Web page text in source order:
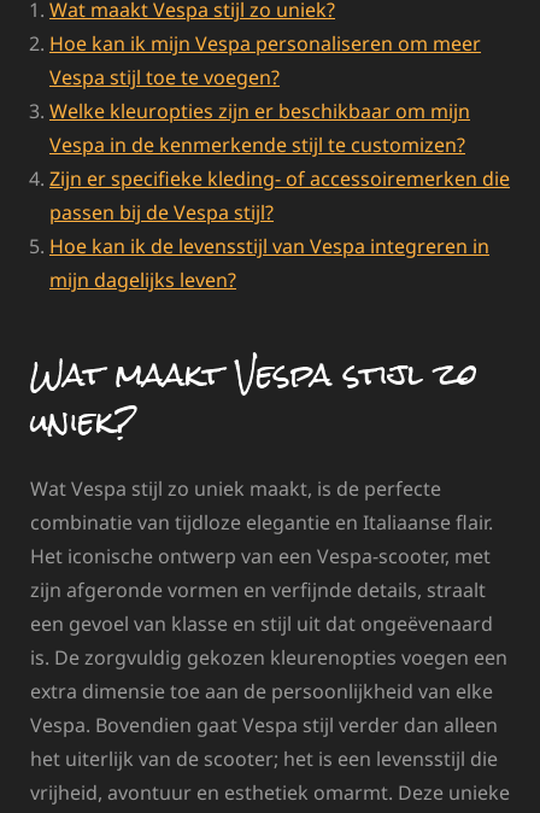
Wat maakt Vespa stijl zo uniek?
Hoe kan ik mijn Vespa personaliseren om meer
Vespa stijl toe te voegen?
Welke kleuropties zijn er beschikbaar om mijn
Vespa in de kenmerkende stijl te customizen?
Zijn er specifieke kleding- of accessoiremerken die
passen bij de Vespa stijl?
Hoe kan ik de levensstijl van Vespa integreren in
mijn dagelijks leven?
Wat maakt Vespa stijl zo
uniek?
Wat Vespa stijl zo uniek maakt, is de perfecte
combinatie van tijdloze elegantie en Italiaanse flair.
Het iconische ontwerp van een Vespa-scooter, met
zijn afgeronde vormen en verfijnde details, straalt
een gevoel van klasse en stijl uit dat ongeëvenaard
is. De zorgvuldig gekozen kleurenopties voegen een
extra dimensie toe aan de persoonlijkheid van elke
Vespa. Bovendien gaat Vespa stijl verder dan alleen
het uiterlijk van de scooter; het is een levensstijl die
vrijheid, avontuur en esthetiek omarmt. Deze unieke